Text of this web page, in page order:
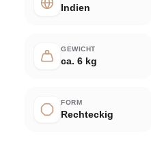
Indien
GEWICHT
ca. 6 kg
FORM
Rechteckig